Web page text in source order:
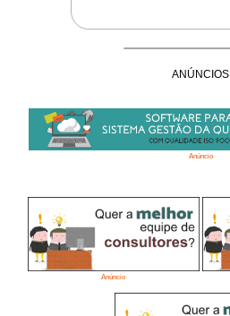
ANÚNCIOS
Anúncio
Anúncio